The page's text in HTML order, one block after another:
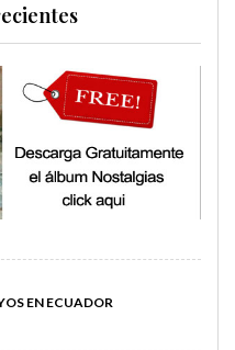
EN ECUADOR